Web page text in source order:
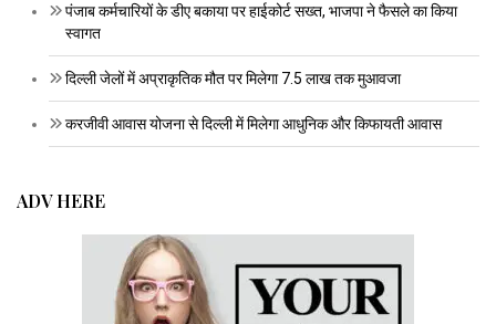
पंजाब कर्मचारियों के डीए बकाया पर हाईकोर्ट सख्त, भाजपा ने फैसले का किया
स्वागत
दिल्ली जेलों में अप्राकृतिक मौत पर मिलेगा 7.5 लाख तक मुआवजा
करजीवी आवास योजना से दिल्ली में मिलेगा आधुनिक और किफायती आवास
ADV HERE